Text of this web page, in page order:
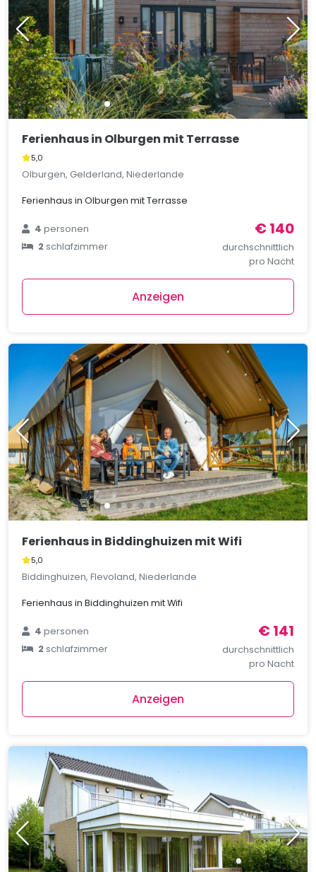
Ferienhaus in Olburgen mit Terrasse
5,0
Olburgen, Gelderland, Niederlande
Ferienhaus in Olburgen mit Terrasse
4personen
2schlafzimmer
€ 140
durchschnittlich
pro Nacht
Anzeigen
Ferienhaus in Biddinghuizen mit Wifi
5,0
Biddinghuizen, Flevoland, Niederlande
Ferienhaus in Biddinghuizen mit Wifi
4personen
2schlafzimmer
€ 141
durchschnittlich
pro Nacht
Anzeigen